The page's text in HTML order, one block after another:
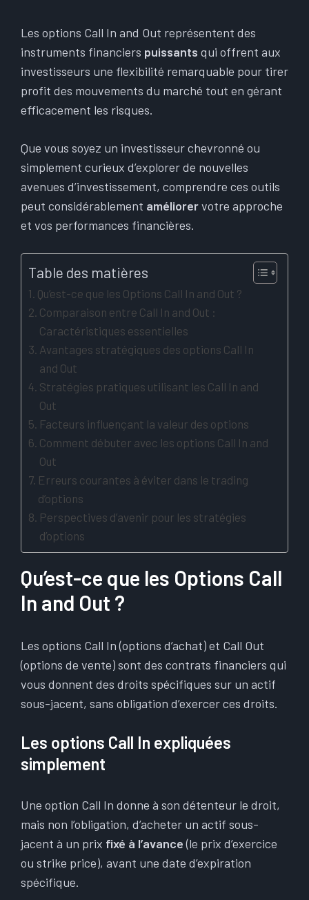
Les options Call In and Out représentent des
instruments financiers puissants qui offrent aux
investisseurs une flexibilité remarquable pour tirer
profit des mouvements du marché tout en gérant
efficacement les risques.
Que vous soyez un investisseur chevronné ou
simplement curieux d’explorer de nouvelles
avenues d’investissement, comprendre ces outils
peut considérablement améliorervotre approche
et vos performances financières.
Table des matières
Qu’est-ce que les Options Call In and Out ?
Comparaison entre Call In and Out :
Caractéristiques essentielles
Avantages stratégiques des options Call In
and Out
Stratégies pratiques utilisant les Call In and
Out
Facteurs influençant la valeur des options
Comment débuter avec les options Call In and
Out
Erreurs courantes à éviter dans le trading
d’options
Perspectives d’avenir pour les stratégies
d’options
Qu’est-ce que les Options Call
In and Out ?
Les options Call In (options d’achat) et Call Out
(options de vente) sont des contrats financiers qui
vous donnent des droits spécifiques sur un actif
sous-jacent, sans obligation d’exercer ces droits.
Les options Call In expliquées
simplement
Une option Call In donne à son détenteur le droit,
mais non l’obligation, d’acheter un actif sous-
jacent à un prix fixé à l’avance(le prix d’exercice
ou strike price), avant une date d’expiration
spécifique.